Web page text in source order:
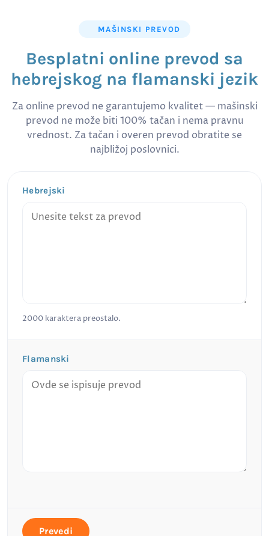
MAŠINSKI PREVOD
Besplatni online prevod sa
hebrejskog na flamanski jezik
Za online prevod ne garantujemo kvalitet — mašinski
prevod ne može biti 100% tačan i nema pravnu
vrednost. Za tačan i overen prevod obratite se
najbližoj poslovnici.
Hebrejski
2000 karaktera preostalo.
Flamanski
Prevedi